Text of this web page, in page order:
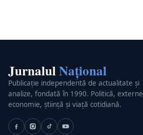
JurnalulNațional
Publicație independentă de actualitate și
analize, fondată în 1990. Politică,
economie, știință și viață cotidiană.